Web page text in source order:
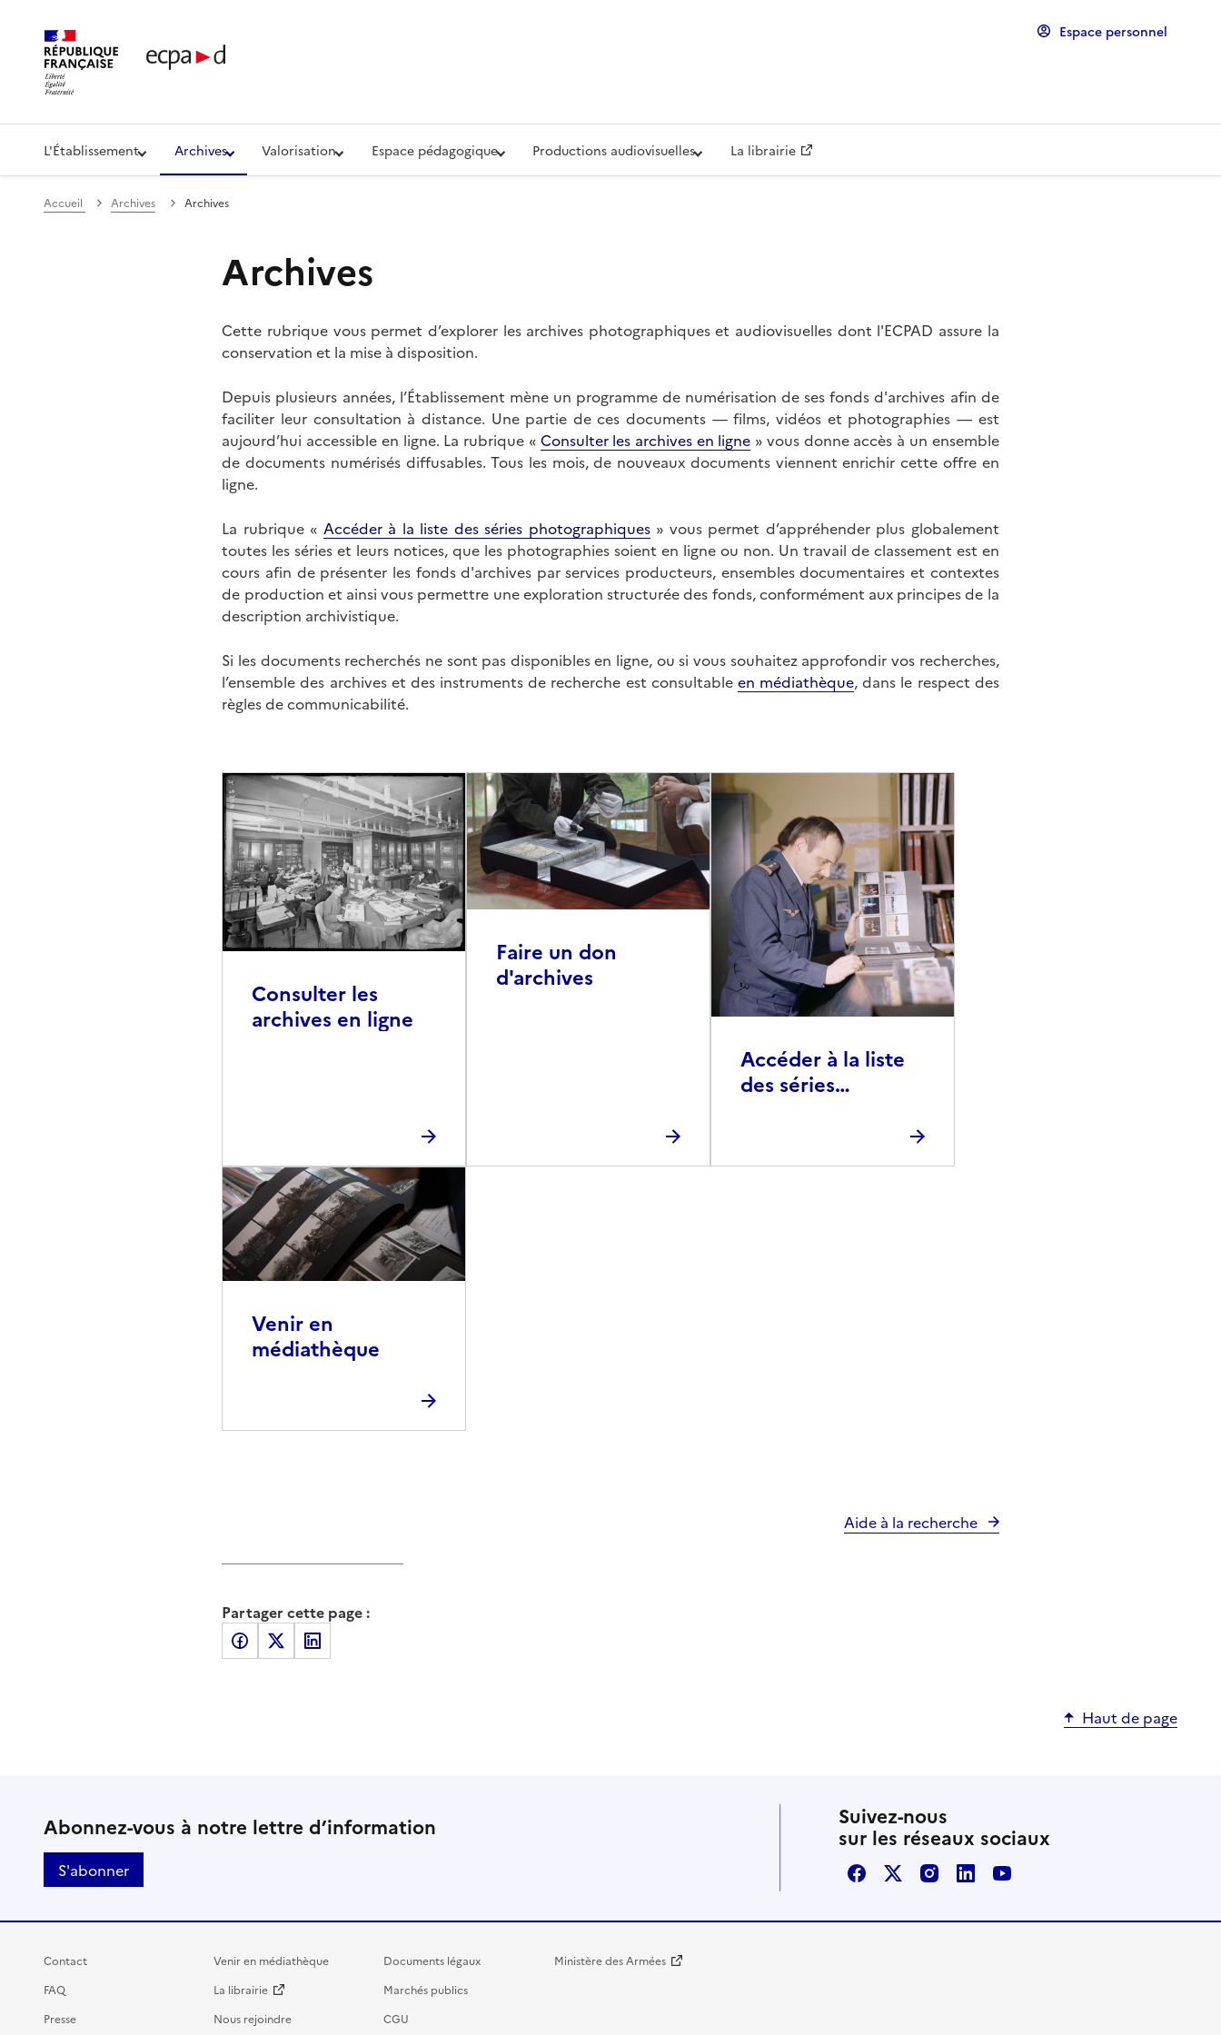
Établissement de communication et de production audiovisuelle de la Défense (ECPAD) Espace personnel
L'Établissement Archives Valorisation Espace pédagogique Productions audiovisuelles La librairie
Accueil Archives Archives
Archives
Cette rubrique vous permet d’explorer les archives photographiques et audiovisuelles dont l'ECPAD assure la
conservation et la mise à disposition.
Depuis plusieurs années, l’Établissement mène un programme de numérisation de ses fonds d'archives afin de
faciliter leur consultation à distance. Une partie de ces documents — films, vidéos et photographies — est
aujourd’hui accessible en ligne. La rubrique « Consulter les archives en ligne » vous donne accès à un ensemble
de documents numérisés diffusables. Tous les mois, de nouveaux documents viennent enrichir cette offre en
ligne.
La rubrique « Accéder à la liste des séries photographiques» vous permet d’appréhender plus globalement
toutes les séries et leurs notices, que les photographies soient en ligne ou non. Un travail de classement est en
cours afin de présenter les fonds d'archives par services producteurs, ensembles documentaires et contextes
de production et ainsi vous permettre une exploration structurée des fonds, conformément aux principes de la
description archivistique.
Si les documents recherchés ne sont pas disponibles en ligne, ou si vous souhaitez approfondir vos recherches,
l’ensemble des archives et des instruments de recherche est consultable en médiathèque, dans le respect des
règles de communicabilité.
Consulter les
archives en ligne
Faire un don
d'archives
Accéder à la liste
des séries
Venir en
médiathèque
Aide à la recherche
Partager cette page :
Partager sur Facebook
Partager sur XPartager sur LinkedIn
Haut de page
Abonnez-vous à notre lettre d’information
S'abonner
Suivez-nous
sur les réseaux sociaux
FacebookX / TwitterInstagram
LinkedInYoutube
Contact
FAQ
Presse
Venir en médiathèque
La librairie
Nous rejoindre
Documents légaux
Marchés publics
CGU
Ministère des Armées